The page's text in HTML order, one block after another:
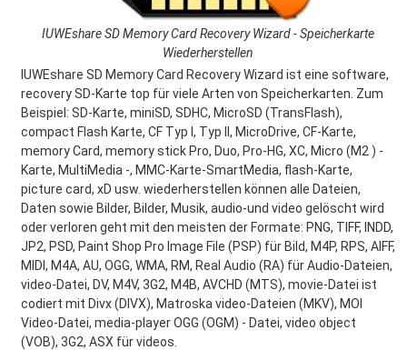
IUWEshare SD Memory Card Recovery Wizard - Speicherkarte
Wiederherstellen
IUWEshare SD Memory Card Recovery Wizard ist eine software,
recovery SD-Karte top für viele Arten von Speicherkarten. Zum
Beispiel: SD-Karte, miniSD, SDHC, MicroSD (TransFlash),
compact Flash Karte, CF Typ I, Typ II, MicroDrive, CF-Karte,
memory Card, memory stick Pro, Duo, Pro-HG, XC, Micro (M2 ) -
Karte, MultiMedia -, MMC-Karte-SmartMedia, flash-Karte,
picture card, xD usw. wiederherstellen können alle Dateien,
Daten sowie Bilder, Bilder, Musik, audio-und video gelöscht wird
oder verloren geht mit den meisten der Formate: PNG, TIFF, INDD,
JP2, PSD, Paint Shop Pro Image File (PSP) für Bild, M4P, RPS, AIFF,
MIDI, M4A, AU, OGG, WMA, RM, Real Audio (RA) für Audio-Dateien,
video-Datei, DV, M4V, 3G2, M4B, AVCHD (MTS), movie-Datei ist
codiert mit Divx (DIVX), Matroska video-Dateien (MKV), MOI
Video-Datei, media-player OGG (OGM) - Datei, video object
(VOB), 3G2, ASX für videos.